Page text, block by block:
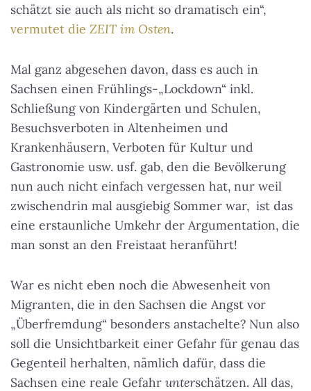
schätzt sie auch als nicht so dramatisch ein“,
vermutet die ZEIT im Osten.
Mal ganz abgesehen davon, dass es auch in
Sachsen einen Frühlings-„Lockdown“ inkl.
Schließung von Kindergärten und Schulen,
Besuchsverboten in Altenheimen und
Krankenhäusern, Verboten für Kultur und
Gastronomie usw. usf. gab, den die Bevölkerung
nun auch nicht einfach vergessen hat, nur weil
zwischendrin mal ausgiebig Sommer war, ist das
eine erstaunliche Umkehr der Argumentation, die
man sonst an den Freistaat heranführt!
War es nicht eben noch die Abwesenheit von
Migranten, die in den Sachsen die Angst vor
„Überfremdung“ besonders anstachelte? Nun also
soll die Unsichtbarkeit einer Gefahr für genau das
Gegenteil herhalten, nämlich dafür, dass die
Sachsen eine reale Gefahr unterschätzen. All das,